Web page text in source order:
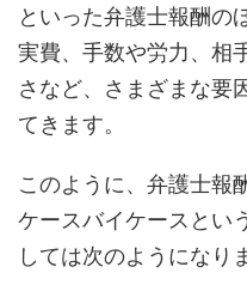
といった弁護士報酬の
実費、手数や労力、相
さなど、さまざまな要
てきます。
このように、弁護士報
ケースバイケースとい
しては次のようになり